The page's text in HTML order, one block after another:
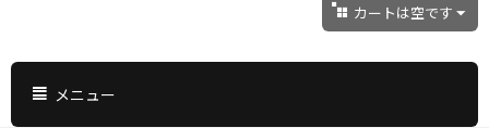
カートは空です
メニュー